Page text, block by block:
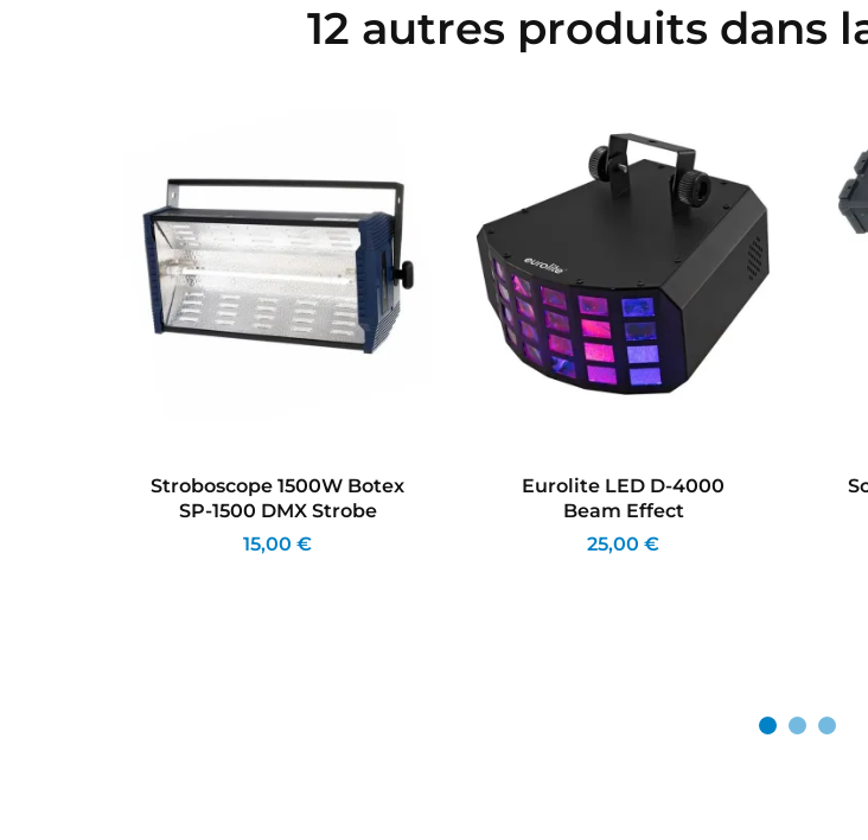
12 autres produits dans
Stroboscope 1500W Botex
SP-1500 DMX Strobe
15,00 €
Eurolite LED D-4000
Beam Effect
25,00 €